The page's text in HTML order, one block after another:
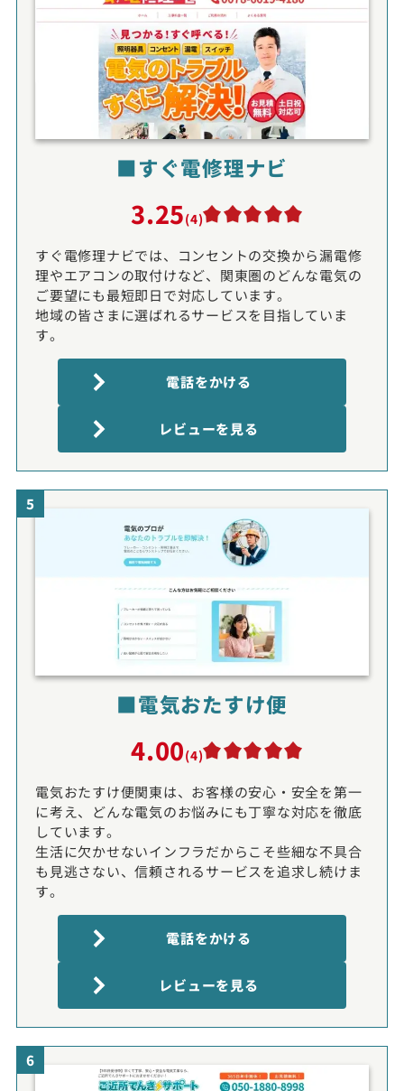
■すぐ電修理ナビ
3.25(4)
すぐ電修理ナビでは、コンセントの交換から漏電修
理やエアコンの取付けなど、関東圏のどんな電気の
ご要望にも最短即日で対応しています。
地域の皆さまに選ばれるサービスを目指していま
す。
電話をかける
レビューを見る
5
■電気おたすけ便
4.00(4)
電気おたすけ便関東は、お客様の安心・安全を第一
に考え、どんな電気のお悩みにも丁寧な対応を徹底
しています。
生活に欠かせないインフラだからこそ些細な不具合
も見逃さない、信頼されるサービスを追求し続けま
す。
電話をかける
レビューを見る
6